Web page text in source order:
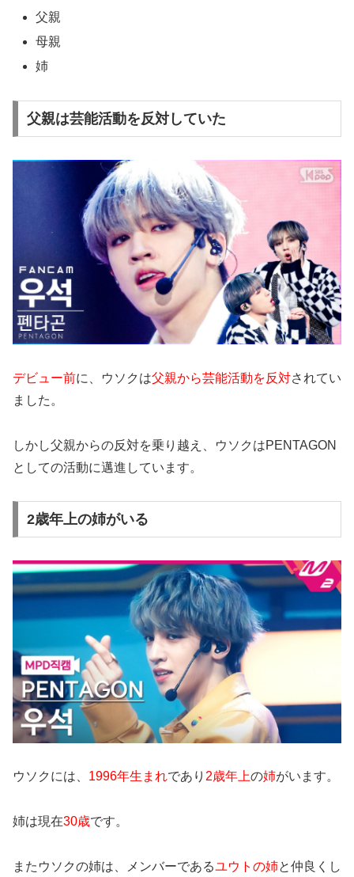
父親
母親
姉
父親は芸能活動を反対していた
デビュー前に、ウソクは父親から芸能活動を反対されてい
ました。
しかし父親からの反対を乗り越え、ウソクはPENTAGON
としての活動に邁進しています。
2歳年上の姉がいる
ウソクには、 1996年生まれであり 2歳年上の姉がいます。
姉は現在30歳です。
またウソクの姉は、メンバーであるユウトの姉と仲良くし